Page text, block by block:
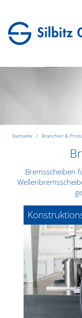
Startseite Branchen &
Bremsscheiben